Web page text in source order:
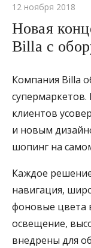
12 ноября 2018
Новая
Billa с
Компания Billa
клиентов
и новым
шопинг на
Каждое
навигация,
фоновые цвета
освещение,
внедрены для